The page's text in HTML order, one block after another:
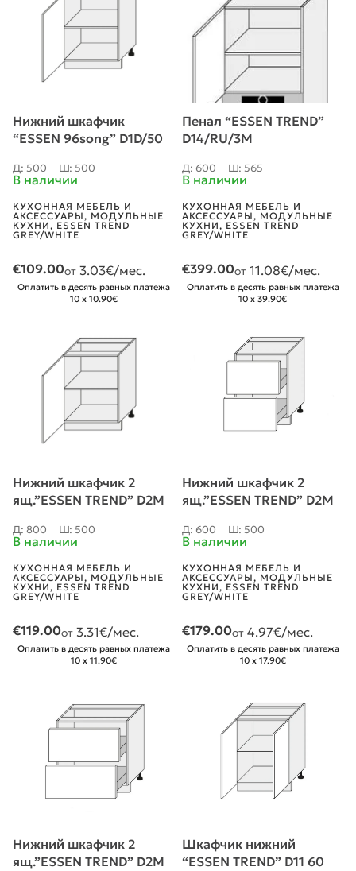
Нижний шкафчик
“ESSEN 96song” D1D/50
Д: 500 Ш: 500
В наличии
КУХОННАЯ МЕБЕЛЬ И
АКСЕССУАРЫ , МОДУЛЬНЫЕ
КУХНИ , ESSEN TREND
GREY/WHITE
€109.00от 3.03€/мес.
Оплатить в десять равных платежа
10 x 10.90€
Пенал “ESSEN TREND”
D14/RU/3M
Д: 600 Ш: 565
В наличии
КУХОННАЯ МЕБЕЛЬ И
АКСЕССУАРЫ , МОДУЛЬНЫЕ
КУХНИ , ESSEN TREND
GREY/WHITE
€399.00от 11.08€/мес.
Оплатить в десять равных платежа
10 x 39.90€
Нижний шкафчик 2
ящ.”ESSEN TREND” D2M
Д: 800 Ш: 500
В наличии
КУХОННАЯ МЕБЕЛЬ И
АКСЕССУАРЫ, МОДУЛЬНЫЕ
КУХНИ, ESSEN TREND
GREY/WHITE
€119.00от 3.31€/мес.
Оплатить в десять равных платежа
10 x 11.90€
Нижний шкафчик 2
ящ.”ESSEN TREND” D2M
Д: 600 Ш: 500
В наличии
КУХОННАЯ МЕБЕЛЬ И
АКСЕССУАРЫ, МОДУЛЬНЫЕ
КУХНИ, ESSEN TREND
GREY/WHITE
€179.00от 4.97€/мес.
Оплатить в десять равных платежа
10 x 17.90€
Нижний шкафчик 2
ящ.”ESSEN TREND” D2M
Шкафчик нижний
“ESSEN TREND” D11 60